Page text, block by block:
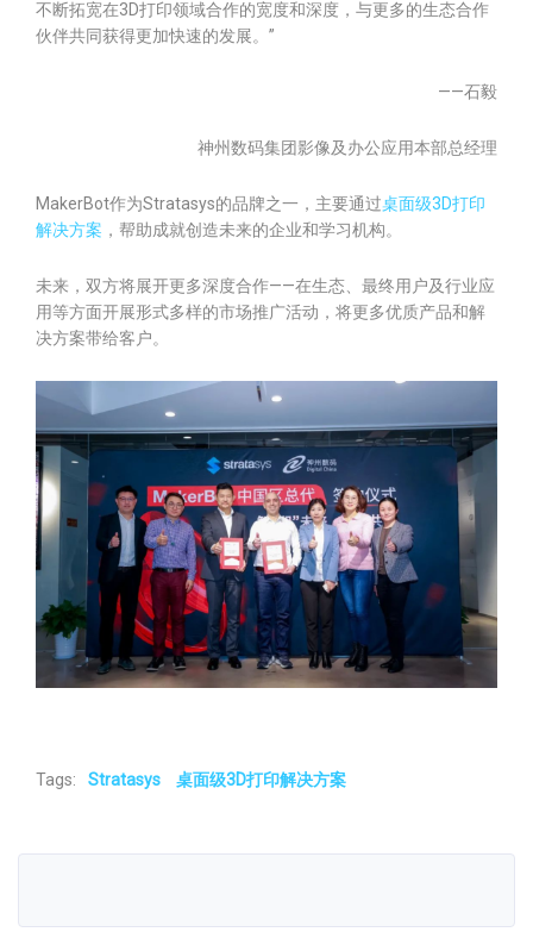
不断拓宽在3D打印领域合作的宽度和深度，与更多的生态合作
伙伴共同获得更加快速的发展。”
——石毅
神州数码集团影像及办公应用本部总经理
MakerBot作为Stratasys的品牌之一，主要通过桌面级3D打印
解决方案 ，帮助成就创造未来的企业和学习机构。
未来，双方将展开更多深度合作——在生态、最终用户及行业应
用等方面开展形式多样的市场推广活动，将更多优质产品和解
决方案带给客户。
Tags: Stratasys 桌面级3D打印解决方案